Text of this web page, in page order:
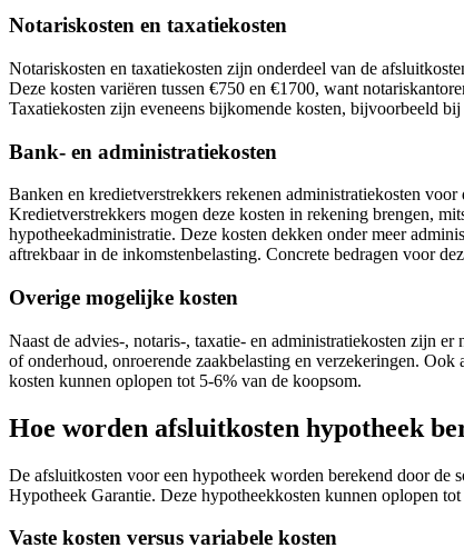
Notariskosten en taxatiekosten
Notariskosten en taxatiekosten zijn onderdeel van de
Deze kosten variëren tussen €750 en €1700, want
Taxatiekosten zijn eveneens bijkomende kosten, bijvoorbeeld
Bank- en administratiekosten
Banken en kredietverstrekkers rekenen administratiekosten
Kredietverstrekkers mogen deze kosten in rekening brengen,
hypotheekadministratie. Deze kosten dekken onder meer
aftrekbaar in de inkomstenbelasting. Concrete bedragen voor
Overige mogelijke kosten
Naast de advies-, notaris-, taxatie- en administratiekosten zijn
of onderhoud, onroerende zaakbelasting en verzekeringen.
kosten kunnen oplopen tot 5-6% van de koopsom.
Hoe worden afsluitkosten hypotheek
De afsluitkosten voor een hypotheek worden berekend door de
Hypotheek Garantie. Deze hypotheekkosten kunnen oplopen
Vaste kosten versus variabele kosten